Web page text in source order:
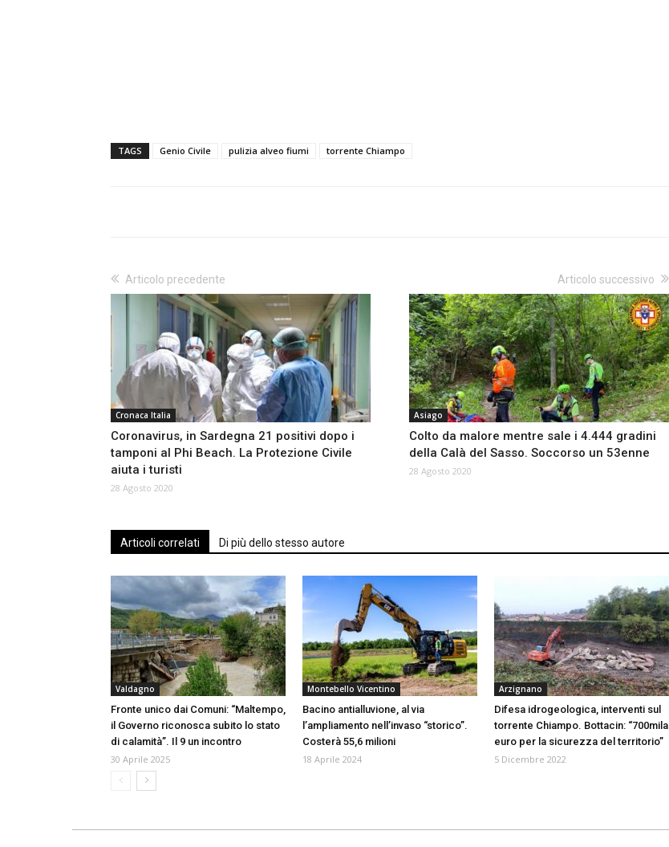
TAGS Genio Civile pulizia alveo fiumi torrente Chiampo
Articolo precedente
Cronaca Italia
Coronavirus, in Sardegna 21 positivi dopo i
tamponi al Phi Beach. La Protezione Civile
aiuta i turisti
28 Agosto 2020
Articolo successivo
Asiago
Colto da malore mentre sale i 4.444 gradini
della Calà del Sasso. Soccorso un 53enne
28 Agosto 2020
Articoli correlati Di più dello stesso autore
Valdagno
Fronte unico dai Comuni: “Maltempo,
il Governo riconosca subito lo stato
di calamità”. Il 9 un incontro
30 Aprile 2025
Montebello Vicentino
Bacino antialluvione, al via
l’ampliamento nell’invaso “storico”.
Costerà 55,6 milioni
18 Aprile 2024
Arzignano
Difesa idrogeologica, interventi sul
torrente Chiampo. Bottacin: “700mila
euro per la sicurezza del territorio”
5 Dicembre 2022